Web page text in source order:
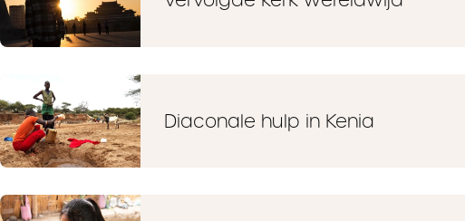
Diaconale hulp in Kenia